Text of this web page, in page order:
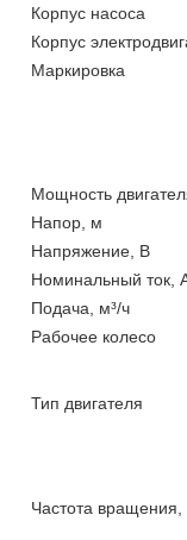
Корпус насоса
Корпус
Маркировка
Мощность
Напор, м
Напряжение, В
Номинальный ток,
Подача, м³/ч
Рабочее колесо
Тип двигателя
Частота